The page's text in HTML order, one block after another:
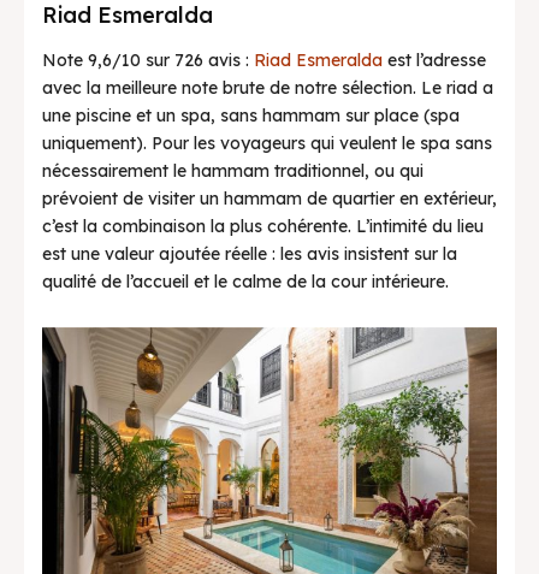
Riad Esmeralda
Note 9,6/10 sur 726 avis : Riad Esmeralda est l’adresse
avec la meilleure note brute de notre sélection. Le riad a
une piscine et un spa, sans hammam sur place (spa
uniquement). Pour les voyageurs qui veulent le spa sans
nécessairement le hammam traditionnel, ou qui
prévoient de visiter un hammam de quartier en extérieur,
c’est la combinaison la plus cohérente. L’intimité du lieu
est une valeur ajoutée réelle : les avis insistent sur la
qualité de l’accueil et le calme de la cour intérieure.